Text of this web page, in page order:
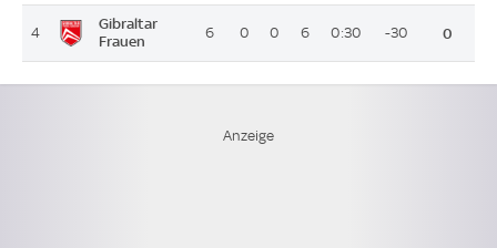
4
Gibraltar
Frauen
6 0 0 6 0:30 -30 0